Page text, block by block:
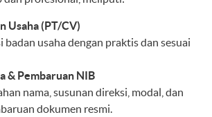
Usaha (PT/CV)
badan usaha dengan praktis dan sesuai
& Pembaruan NIB
nama, susunan direksi, modal, dan
dokumen resmi.